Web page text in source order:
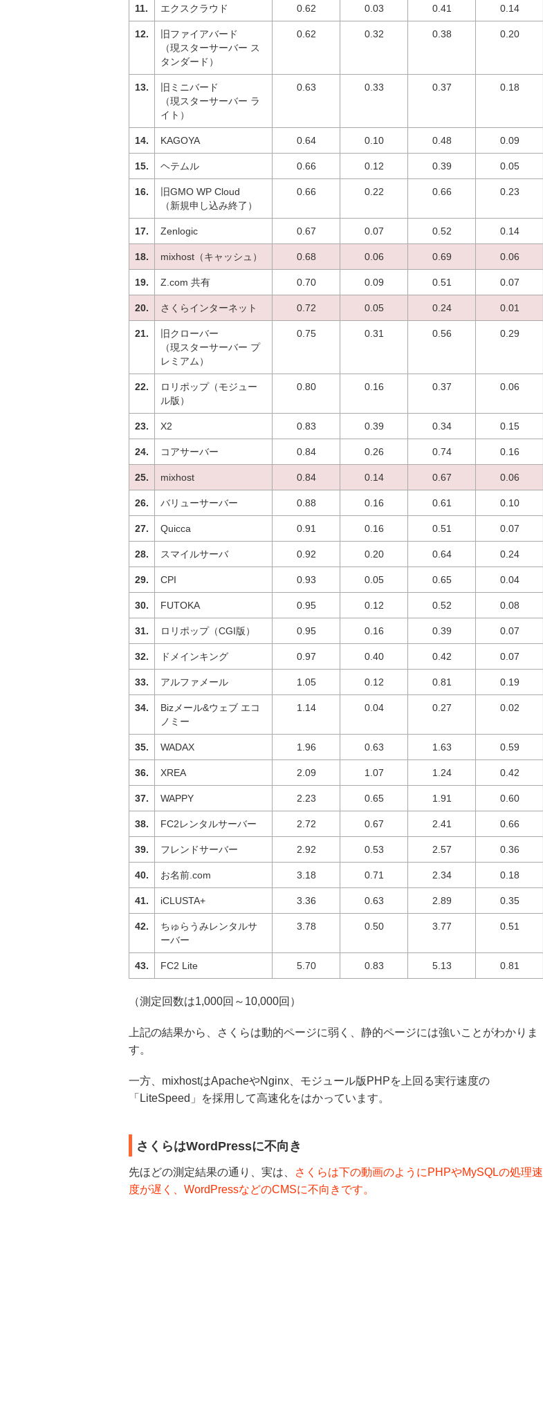
エクスクラウド 0.62 0.03 0.41 0.14
旧ファイアバード
（現スターサーバー ス
タンダード）
0.62 0.32 0.38 0.20
旧ミニバード
（現スターサーバー ラ
イト）
0.63 0.33 0.37 0.18
KAGOYA 0.64 0.10 0.48 0.09
ヘテムル 0.66 0.12 0.39 0.05
旧GMO WP Cloud
（新規申し込み終了）
0.66 0.22 0.66 0.23
Zenlogic 0.67 0.07 0.52 0.14
mixhost（キャッシュ） 0.68 0.06 0.69 0.06
Z.com 共有 0.70 0.09 0.51 0.07
さくらインターネット 0.72 0.05 0.24 0.01
旧クローバー
（現スターサーバー プ
レミアム）
0.75 0.31 0.56 0.29
ロリポップ（モジュー
ル版）
0.80 0.16 0.37 0.06
X2 0.83 0.39 0.34 0.15
コアサーバー 0.84 0.26 0.74 0.16
mixhost 0.84 0.14 0.67 0.06
バリューサーバー 0.88 0.16 0.61 0.10
Quicca 0.91 0.16 0.51 0.07
スマイルサーバ 0.92 0.20 0.64 0.24
CPI 0.93 0.05 0.65 0.04
FUTOKA 0.95 0.12 0.52 0.08
ロリポップ（CGI版） 0.95 0.16 0.39 0.07
ドメインキング 0.97 0.40 0.42 0.07
アルファメール 1.05 0.12 0.81 0.19
Bizメール&ウェブ エコ
ノミー
1.14 0.04 0.27 0.02
WADAX 1.96 0.63 1.63 0.59
XREA 2.09 1.07 1.24 0.42
WAPPY 2.23 0.65 1.91 0.60
FC2レンタルサーバー 2.72 0.67 2.41 0.66
フレンドサーバー 2.92 0.53 2.57 0.36
お名前.com 3.18 0.71 2.34 0.18
iCLUSTA+ 3.36 0.63 2.89 0.35
ちゅらうみレンタルサ
ーバー
3.78 0.50 3.77 0.51
FC2 Lite 5.70 0.83 5.13 0.81
（測定回数は1,000回～10,000回）
上記の結果から、さくらは動的ページに弱く、静的ページには強いことがわかりま
す。
一方、mixhostはApacheやNginx、モジュール版PHPを上回る実行速度の
「LiteSpeed」を採用して高速化をはかっています。
さくらはWordPressに不向き
先ほどの測定結果の通り、実は、
さくらは下の動画のようにPHPやMySQLの処理速
度が遅く、WordPressなどのCMSに不向きです。